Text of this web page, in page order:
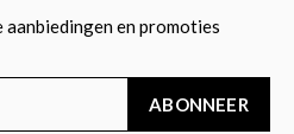
en promoties
ABONNEER